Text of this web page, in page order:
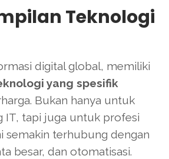
Teknologi
digital global, memiliki
yang spesifik
Bukan hanya untuk
IT, tapi juga untuk profesi
semakin terhubung dengan
besar, dan otomatisasi.